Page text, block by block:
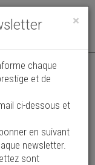
Toggle
×
chaque
et de
ci-dessous et
en suivant
newsletter.
sont